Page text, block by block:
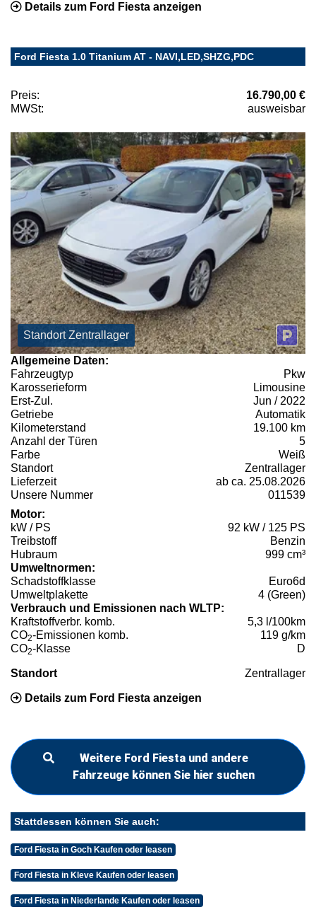
Details zum Ford Fiesta anzeigen
Ford Fiesta 1.0 Titanium AT - NAVI,LED,SHZG,PDC
Preis:
16.790,00 €
MWSt:
ausweisbar
Standort Zentrallager
Allgemeine Daten:
Fahrzeugtyp
Pkw
Karosserieform
Limousine
Erst-Zul.
Jun / 2022
Getriebe
Automatik
Kilometerstand
19.100 km
Anzahl der Türen
5
Farbe
Weiß
Standort
Zentrallager
Lieferzeit
ab ca. 25.08.2026
Unsere Nummer
011539
Motor:
kW / PS
92 kW / 125 PS
Treibstoff
Benzin
Hubraum
999 cm³
Umweltnormen:
Schadstoffklasse
Euro6d
Umweltplakette
4 (Green)
Verbrauch und Emissionen nach WLTP:
Kraftstoffverbr. komb.
5,3 l/100km
CO2-Emissionen komb.
119 g/km
CO2-Klasse D
Standort Zentrallager
Details zum Ford Fiesta anzeigen
Weitere Ford Fiesta und andere
Fahrzeuge können Sie hier suchen
Stattdessen können Sie auch:
Ford Fiesta in Goch Kaufen oder leasen
Ford Fiesta in Kleve Kaufen oder leasen
Ford Fiesta in Niederlande Kaufen oder leasen